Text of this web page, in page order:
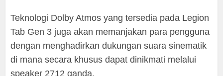
Teknologi Dolby Atmos yang tersedia pada Legion
Tab Gen 3 juga akan memanjakan para pengguna
dengan menghadirkan dukungan suara sinematik
di mana secara khusus dapat dinikmati melalui
speaker 2712 ganda.